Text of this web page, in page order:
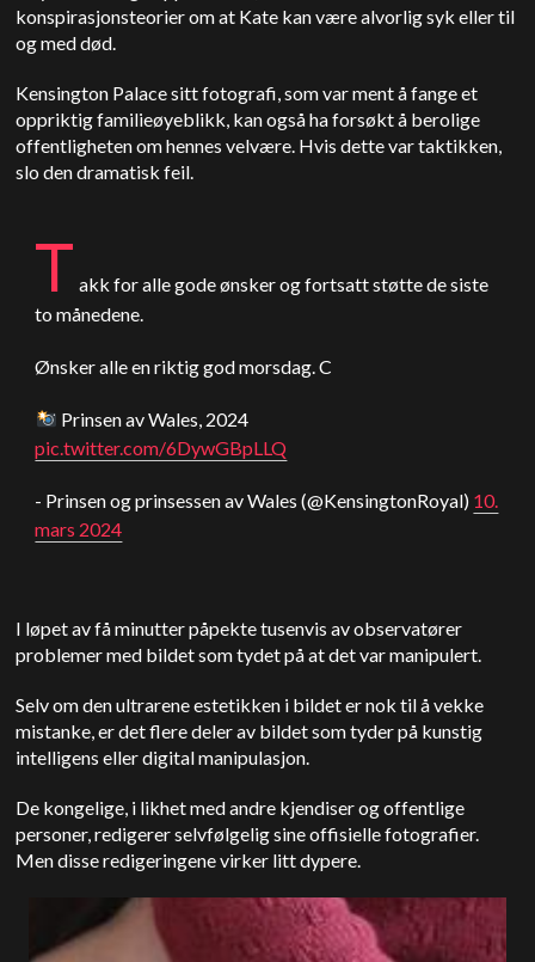
konspirasjonsteorier om at Kate kan være alvorlig syk eller til
og med død.
Kensington Palace sitt fotografi, som var ment å fange et
oppriktig familieøyeblikk, kan også ha forsøkt å berolige
offentligheten om hennes velvære. Hvis dette var taktikken,
slo den dramatisk feil.
T akk for alle gode ønsker og fortsatt støtte de siste
to månedene.
Ønsker alle en riktig god morsdag. C
Prinsen av Wales, 2024
pic.twitter.com/6DywGBpLLQ
- Prinsen og prinsessen av Wales (@KensingtonRoyal) 10.
mars 2024
I løpet av få minutter påpekte tusenvis av observatører
problemer med bildet som tydet på at det var manipulert.
Selv om den ultrarene estetikken i bildet er nok til å vekke
mistanke, er det flere deler av bildet som tyder på kunstig
intelligens eller digital manipulasjon.
De kongelige, i likhet med andre kjendiser og offentlige
personer, redigerer selvfølgelig sine offisielle fotografier.
Men disse redigeringene virker litt dypere.